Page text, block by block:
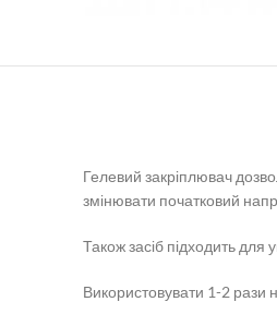
Гелевий закріплювач
змінювати початковий
Також засіб підходить для
Використовувати 1-2 рази